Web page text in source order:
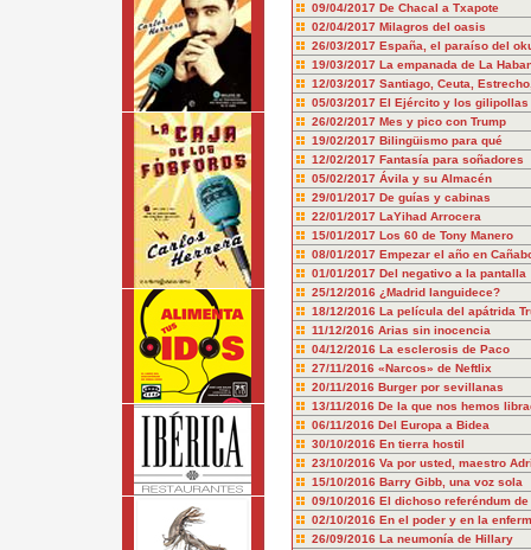
09/04/2017 De Chacal a Txapote
02/04/2017 Milagros del oasis
26/03/2017 España, el paraíso del
19/03/2017 La empanada de La
12/03/2017 Santiago, Ceuta,
05/03/2017 El Ejército y los gilipollas
26/02/2017 Mes y pico con Trump
19/02/2017 Bilingüismo para qué
12/02/2017 Fantasía para soñadores
05/02/2017 Ávila y su Almacén
29/01/2017 De guías y cabinas
22/01/2017 LaYihad Arrocera
15/01/2017 Los 60 de Tony Manero
08/01/2017 Empezar el año en
01/01/2017 Del negativo a la pantalla
25/12/2016 ¿Madrid languidece?
18/12/2016 La película del apátrida
11/12/2016 Arias sin inocencia
04/12/2016 La esclerosis de Paco
27/11/2016 «Narcos» de Neftlix
20/11/2016 Burger por sevillanas
13/11/2016 De la que nos hemos
06/11/2016 Del Europa a Bidea
30/10/2016 En tierra hostil
23/10/2016 Va por usted, maestro
15/10/2016 Barry Gibb, una voz sola
09/10/2016 El dichoso referéndum de
02/10/2016 En el poder y en la
26/09/2016 La neumonía de Hillary